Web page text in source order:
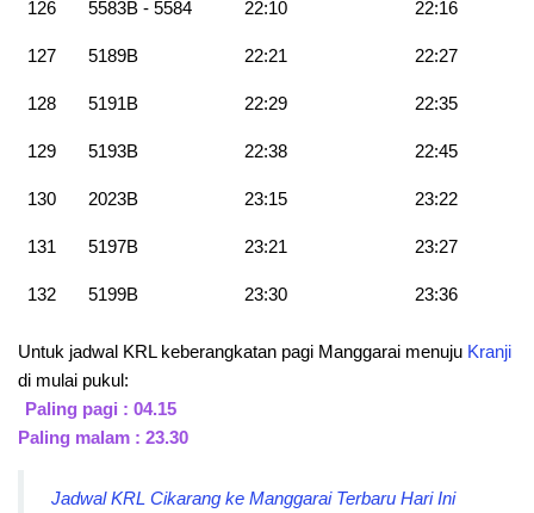
126 5583B - 5584 22:10 22:16
127 5189B 22:21 22:27
128 5191B 22:29 22:35
129 5193B 22:38 22:45
130 2023B 23:15 23:22
131 5197B 23:21 23:27
132 5199B 23:30 23:36
Untuk jadwal KRL keberangkatan pagi Manggarai menuju Kranji
di mulai pukul:
Paling pagi : 04.15
Paling malam : 23.30
Jadwal KRL Cikarang ke Manggarai Terbaru Hari Ini